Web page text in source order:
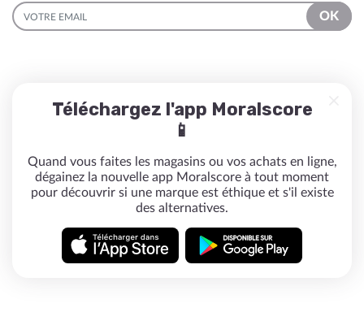
EMAIL
OK
Téléchargez l'app Moralscore
📱
Quand vous faites les magasins ou vos achats en ligne,
dégainez la nouvelle app Moralscore à tout moment
pour découvrir si une marque est éthique et s'il existe
des alternatives.